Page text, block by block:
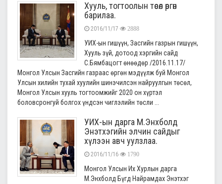
Хууль, тогтоолын төсөл өргөн
барилаа.
2016/11/17 2888
УИХ-ын гишүүн, Засгийн газрын гишүүн,
Хууль зүй, дотоод хэргийн сайд
С.Бямбацогт өнөөдөр /2016.11.17/
Монгол Улсын Засгийн газраас өргөн мэдүүлж буй Монгол
Улсын хилийн тухай хуулийн шинэчилсэн найруулгын төсөл,
Монгол Улсын хууль тогтоомжийг 2020 он хүртэл
боловсронгуй болгох үндсэн чиглэлийн төсли ...
УИХ-ын дарга М.Энхболд
Энэтхэгийн элчин сайдыг
хүлээн авч уулзлаа.
2016/11/16 1790
Монгол Улсын Их Хурлын дарга
М.Энхболд Бүгд Найрамдах Энэтхэг